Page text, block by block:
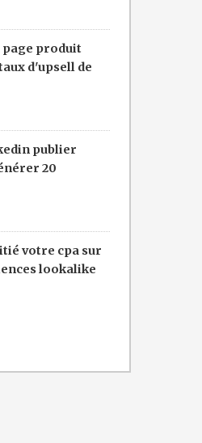
page produit
d'upsell de
publier
20
votre cpa sur
lookalike